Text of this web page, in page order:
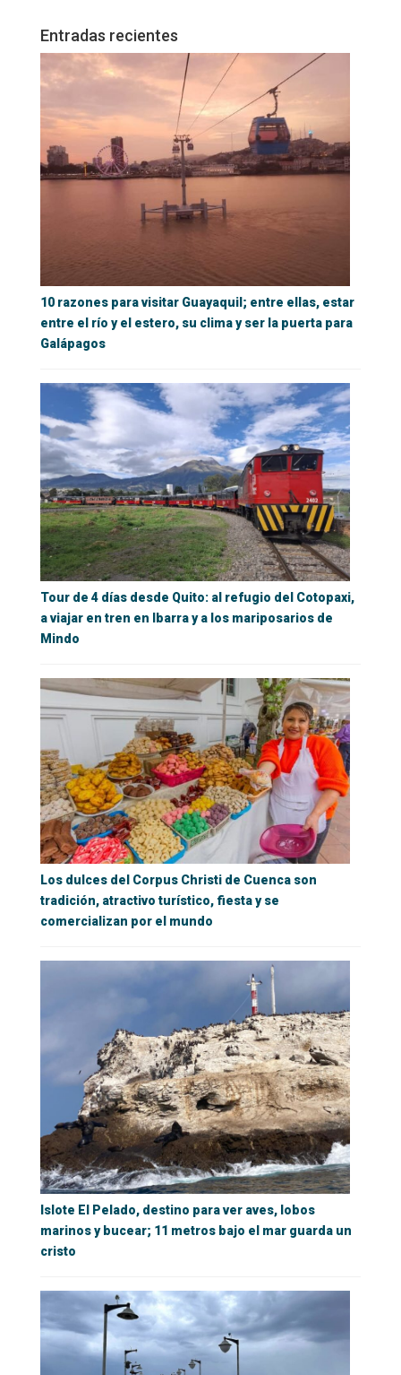
Entradas recientes
10 razones para visitar Guayaquil; entre ellas, estar
entre el río y el estero, su clima y ser la puerta para
Galápagos
Tour de 4 días desde Quito: al refugio del Cotopaxi,
a viajar en tren en Ibarra y a los mariposarios de
Mindo
Los dulces del Corpus Christi de Cuenca son
tradición, atractivo turístico, fiesta y se
comercializan por el mundo
Islote El Pelado, destino para ver aves, lobos
marinos y bucear; 11 metros bajo el mar guarda un
cristo